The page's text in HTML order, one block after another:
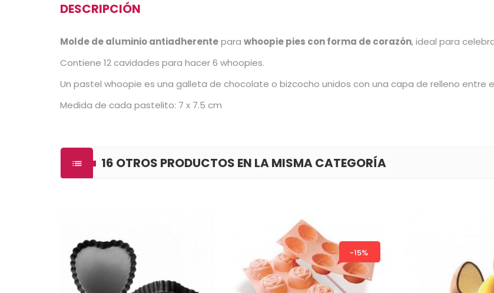
DESCRIPCIÓN
Molde de aluminio antiadherentepara whoopie pies con forma de corazón, ideal para
Contiene 12 cavidades para hacer 6 whoopies.
Un pastel whoopie es una galleta de chocolate o bizcocho unidos con una capa de relleno entre
Medida de cada pastelito: 7 x 7.5 cm
 16 OTROS PRODUCTOS EN LA MISMA CATEGORÍA
-15%